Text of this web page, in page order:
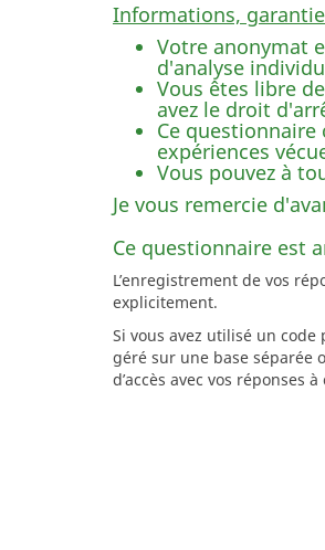
Informations,
Votre anonymat
d'analyse
Vous êtes libre
avez le droit
Ce
expériences
Vous pouvez à
Je vous remercie
Ce questionnaire est
L’enregistrement de vos
explicitement.
Si vous avez utilisé un
géré sur une base séparée
d’accès avec vos réponses